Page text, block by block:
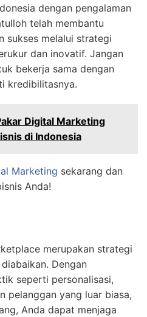
dengan pengalaman
telah membantu
sukses melalui strategi
dan inovatif. Jangan
bekerja sama dengan
kredibilitasnya.
Digital Marketing
di Indonesia
Marketing sekarang dan
Anda!
merupakan strategi
Dengan
seperti personalisasi,
pelanggan yang luar biasa,
Anda dapat menjaga